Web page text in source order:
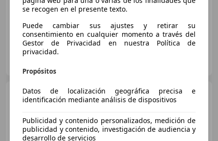
09/2004 243.000 km Gasolina
Particular
BMW X3sDrive 18dA
€ 22.990
se recogen en el presente texto.
Puede cambiar sus ajustes y retirar su
consentimiento en cualquier momento a través del
Gestor de Privacidad en nuestra Política de
privacidad.
Propósitos
Datos de localización geográfica precisa e
identificación mediante análisis de dispositivos
Publicidad y contenido personalizados, medición de
publicidad y contenido, investigación de audiencia y
desarrollo de servicios